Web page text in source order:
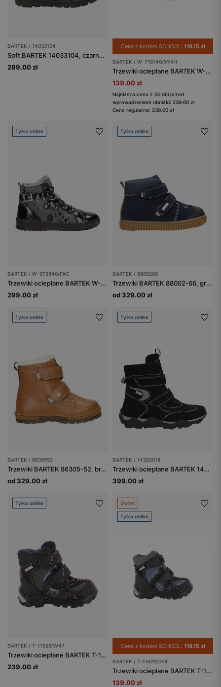
BARTEK / 14033104
Soft BARTEK 14033104, czarno-brązowy
289.00 zł
Cena z kodem SCHOOL: 118.15 zł
BARTEK / W-718140/91N II
Trzewiki ocieplane BARTEK W-718140/91N II, dla dziewcząt, czerwony
139.00 zł
Najniższa cena z 30 dni przed
wprowadzeniem obniżki: 239.00 zł
Cena regularna: 239.00 zł
Tylko online
BARTEK / W-972840/FAC
Trzewiki ocieplane BARTEK W-972840/FAC, dla dziewcząt, czarno-szary
299.00 zł
Tylko online
BARTEK / 8800266
Trzewiki BARTEK 88002-66, granat + czarny
od 329.00 zł
Tylko online
BARTEK / 8630552
Trzewiki BARTEK 86305-52, brązowe
od 329.00 zł
Tylko online
BARTEK / 14292018
Trzewiki ocieplane BARTEK 14292018, czarno-szary
399.00 zł
Tylko online
BARTEK / T-11929/W47
Trzewiki ocieplane BARTEK T-11929/W47, brązowo-szary
239.00 zł
Outlet
Tylko online
Cena z kodem SCHOOL: 118.15 zł
BARTEK / T-11929/0E4
Trzewiki ocieplane BARTEK T-11929/0E4, granatowo-czarny
139.00 zł